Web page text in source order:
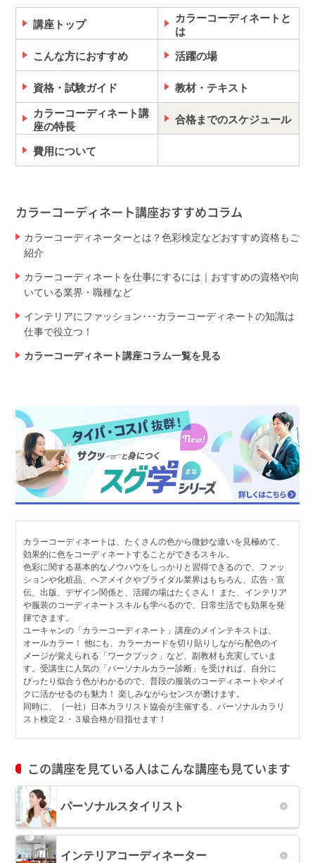
講座トップ
カラーコーディネートと
は
こんな方におすすめ 活躍の場
資格・試験ガイド 教材・テキスト
カラーコーディネート講
座の特長
合格までのスケジュール
費用について
カラーコーディネート講座おすすめコラム
カラーコーディネーターとは？色彩検定などおすすめ資格もご
紹介
カラーコーディネートを仕事にするには｜おすすめの資格や向
いている業界・職種など
インテリアにファッション･･･カラーコーディネートの知識は
仕事で役立つ！
カラーコーディネート講座コラム一覧を見る
カラーコーディネートは、たくさんの色から微妙な違いを見極めて、
効果的に色をコーディネートすることができるスキル。
色彩に関する基本的なノウハウをしっかりと習得できるので、ファッ
ションや化粧品、ヘアメイクやブライダル業界はもちろん、広告・宣
伝、出版、デザイン関係と、活躍の場はたくさん！ また、インテリア
や服装のコーディネートスキルも学べるので、日常生活でも効果を発
揮できます。
ユーキャンの「カラーコーディネート」講座のメインテキストは、
オールカラー！ 他にも、カラーカードを切り貼りしながら配色のイ
メージが覚えられる「ワークブック」など、副教材も充実していま
す。受講生に人気の「パーソナルカラー診断」を受ければ、自分に
ぴったり似合う色がわかるので、普段の服装のコーディネートやメイ
クに活かせるのも魅力！ 楽しみながらセンスが磨けます。
同時に、（一社）日本カラリスト協会が主催する、パーソナルカラリ
スト検定２・３級合格が目指せます！
この講座を見ている人はこんな講座も見ています
パーソナルスタイリスト
インテリアコーディネーター